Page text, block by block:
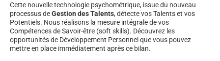
Cette nouvelle technologie psychométrique, issue du nouveau
processus deGestion des Talents, détecte vos Talents et vos
Potentiels. Nous réalisons la mesure intégrale de vos
Compétences de Savoir-être (soft skills). Découvrez les
opportunités de Développement Personnel que vous pouvez
mettre en place immédiatement après ce bilan.